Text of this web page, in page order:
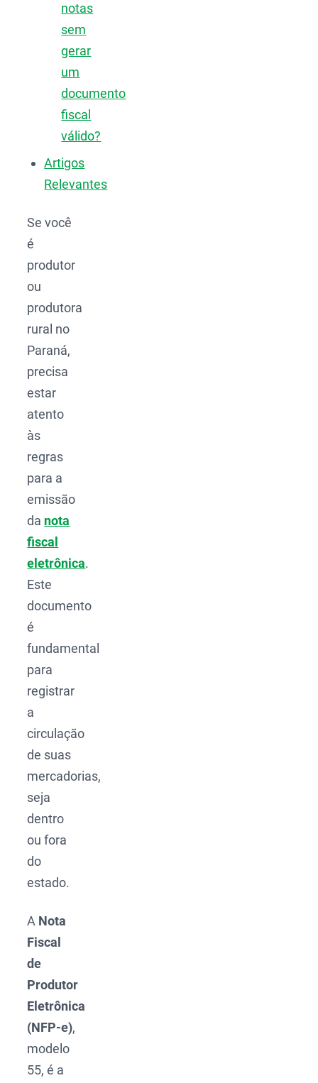
notas
sem
gerar
um
documento
fiscal
válido?
Artigos
Relevantes
Se você
é
produtor
ou
produtora
rural no
Paraná,
precisa
estar
atento
às
regras
para a
emissão
da nota
fiscal
eletrônica.
Este
documento
é
fundamental
para
registrar
a
circulação
de suas
mercadorias,
seja
dentro
ou fora
do
estado.
A Nota
Fiscal
de
Produtor
Eletrônica
(NFP-e),
modelo
55, é a